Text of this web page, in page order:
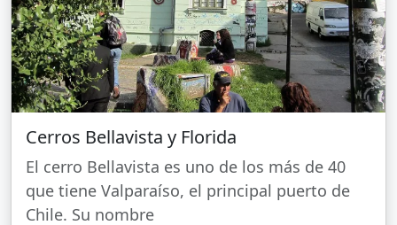
Cerros Bellavista y Florida
El cerro Bellavista es uno de los más de 40
que tiene Valparaíso, el principal puerto de
Chile. Su nombre